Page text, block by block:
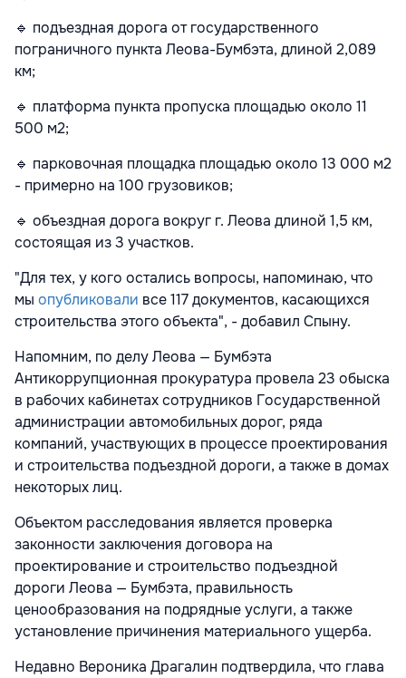
🔹 подъездная дорога от государственного
пограничного пункта Леова-Бумбэта, длиной 2,089
км;
🔹 платформа пункта пропуска площадью около 11
500 м2;
🔹 парковочная площадка площадью около 13 000 м2
- примерно на 100 грузовиков;
🔹 объездная дорога вокруг г. Леова длиной 1,5 км,
состоящая из 3 участков.
"Для тех, у кого остались вопросы, напоминаю, что
мы опубликовали все 117 документов, касающихся
строительства этого объекта", - добавил Спыну.
Напомним, по делу Леова — Бумбэта
Антикоррупционная прокуратура провела 23 обыска
в рабочих кабинетах сотрудников Государственной
администрации автомобильных дорог, ряда
компаний, участвующих в процессе проектирования
и строительства подъездной дороги, а также в домах
некоторых лиц.
Объектом расследования является проверка
законности заключения договора на
проектирование и строительство подъездной
дороги Леова — Бумбэта, правильность
ценообразования на подрядные услуги, а также
установление причинения материального ущерба.
Недавно Вероника Драгалин подтвердила, что глава